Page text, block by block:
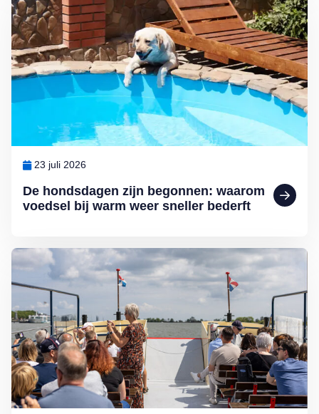
De hondsdagen zijn begonnen: waarom
voedsel bij warm weer sneller bederft
23 juli 2026
Lees meer over 4 leuke uitjes voor deze zomer